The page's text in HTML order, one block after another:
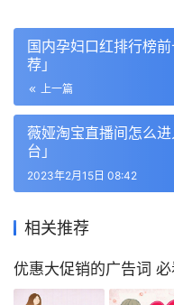
国内孕妇口红排行榜
荐」
上一篇
薇娅淘宝直播间怎么
台」
2023年2月15日 08:42
相关推荐
优惠大促销的广告词